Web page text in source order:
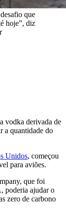
que
hoje”, diz
vodka derivada de
a quantidade do
Unidos, começou
para aviões.
que foi
poderia ajudar o
zero de carbono